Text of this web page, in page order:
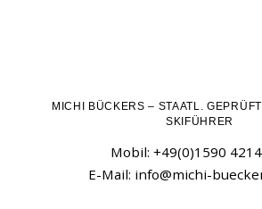
MICHI BÜCKERS – STAATL.
SKIFÜHRER
Mobil: +49(0)1590
E-Mail: info@michi-